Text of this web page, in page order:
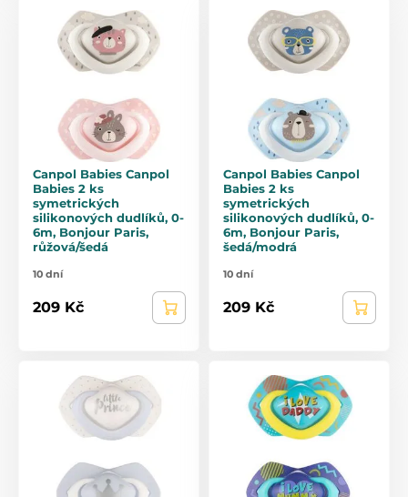
Canpol Babies Canpol
Babies 2 ks
symetrických
silikonových dudlíků, 0-
6m, Bonjour Paris,
růžová/šedá
10 dní
209 Kč
Canpol Babies Canpol
Babies 2 ks
symetrických
silikonových dudlíků, 0-
6m, Bonjour Paris,
šedá/modrá
10 dní
209 Kč